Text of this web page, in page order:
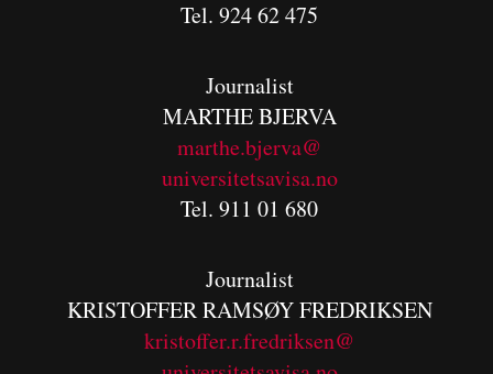
Tel. 924 62 475
Journalist
MARTHE BJERVA
marthe.bjerva@
universitetsavisa.no
Tel. 911 01 680
Journalist
KRISTOFFER RAMSØY FREDRIKSEN
kristoffer.r.fredriksen@